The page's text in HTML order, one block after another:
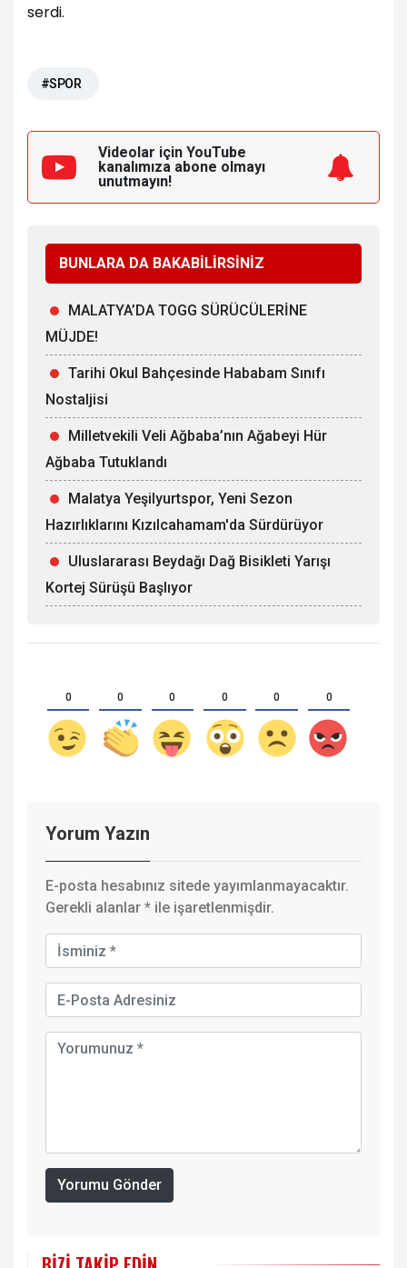
serdi.
#SPOR
Videolar için YouTube
kanalımıza abone olmayı
unutmayın!
BUNLARA DA BAKABİLİRSİNİZ
MALATYA’DA TOGG SÜRÜCÜLERİNE
MÜJDE!
Tarihi Okul Bahçesinde Hababam Sınıfı
Nostaljisi
Milletvekili Veli Ağbaba’nın Ağabeyi Hür
Ağbaba Tutuklandı
Malatya Yeşilyurtspor, Yeni Sezon
Hazırlıklarını Kızılcahamam'da Sürdürüyor
Uluslararası Beydağı Dağ Bisikleti Yarışı
Kortej Sürüşü Başlıyor
0 0 0 0 0 0
Yorum Yazın
E-posta hesabınız sitede yayımlanmayacaktır.
Gerekli alanlar * ile işaretlenmişdir.
Yorumu Gönder